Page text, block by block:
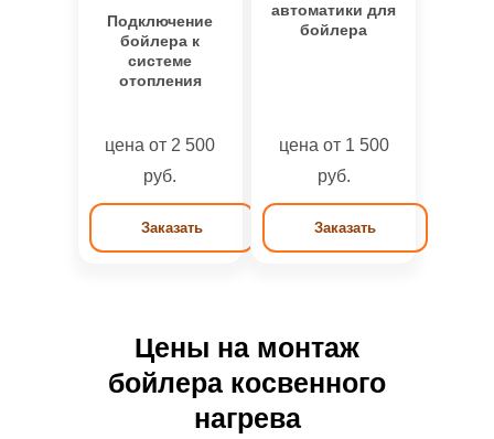
Подключение
бойлера к
системе
отопления
цена от 2 500
руб.
Заказать
автоматики для
бойлера
цена от 1 500
руб.
Заказать
Цены на монтаж
бойлера косвенного
нагрева